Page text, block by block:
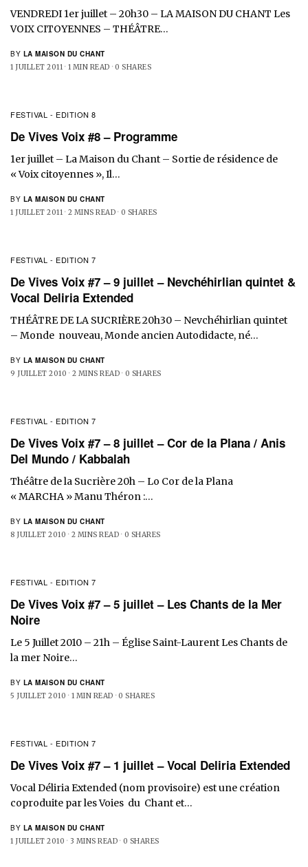
VENDREDI 1er juillet – 20h30 – LA MAISON DU CHANT Les
VOIX CITOYENNES – THÉÂTRE…
BY LA MAISON DU CHANT
1 JUILLET 2011 1 MIN READ 0 SHARES
FESTIVAL - EDITION 8
De Vives Voix #8 – Programme
1er juillet – La Maison du Chant – Sortie de résidence de
« Voix citoyennes », Il…
BY LA MAISON DU CHANT
1 JUILLET 2011 2 MINS READ 0 SHARES
FESTIVAL - EDITION 7
De Vives Voix #7 – 9 juillet – Nevchéhirlian quintet &
Vocal Deliria Extended
THÉÂTRE DE LA SUCRIÈRE 20h30 – Nevchéhirlian quintet
– Monde nouveau, Monde ancien Autodidacte, né…
BY LA MAISON DU CHANT
9 JUILLET 2010 2 MINS READ 0 SHARES
FESTIVAL - EDITION 7
De Vives Voix #7 – 8 juillet – Cor de la Plana / Anis
Del Mundo / Kabbalah
Théâtre de la Sucrière 20h – Lo Cor de la Plana
« MARCHA » Manu Théron :…
BY LA MAISON DU CHANT
8 JUILLET 2010 2 MINS READ 0 SHARES
FESTIVAL - EDITION 7
De Vives Voix #7 – 5 juillet – Les Chants de la Mer
Noire
Le 5 Juillet 2010 – 21h – Église Saint-Laurent Les Chants de
la mer Noire…
BY LA MAISON DU CHANT
5 JUILLET 2010 1 MIN READ 0 SHARES
FESTIVAL - EDITION 7
De Vives Voix #7 – 1 juillet – Vocal Deliria Extended
Vocal Déliria Extended (nom provisoire) est une création
coproduite par les Voies du Chant et…
BY LA MAISON DU CHANT
1 JUILLET 2010 3 MINS READ 0 SHARES